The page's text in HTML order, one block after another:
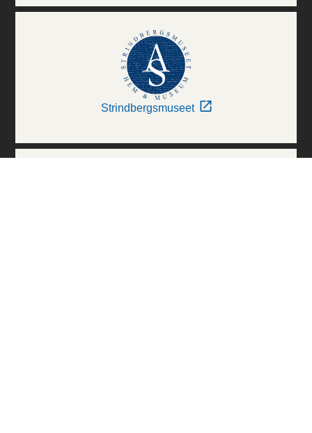
Strindbergsmuseet